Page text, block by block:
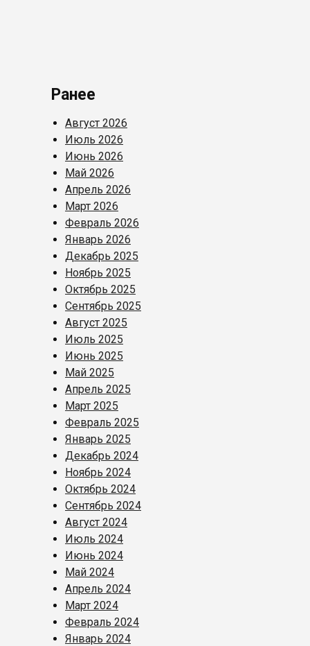
Ранее
Август 2026
Июль 2026
Июнь 2026
Май 2026
Апрель 2026
Март 2026
Февраль 2026
Январь 2026
Декабрь 2025
Ноябрь 2025
Октябрь 2025
Сентябрь 2025
Август 2025
Июль 2025
Июнь 2025
Май 2025
Апрель 2025
Март 2025
Февраль 2025
Январь 2025
Декабрь 2024
Ноябрь 2024
Октябрь 2024
Сентябрь 2024
Август 2024
Июль 2024
Июнь 2024
Май 2024
Апрель 2024
Март 2024
Февраль 2024
Январь 2024